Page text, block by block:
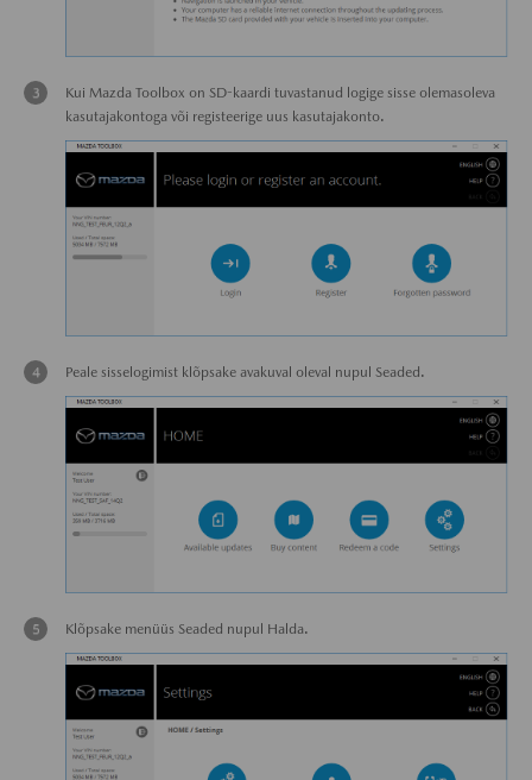
Kui Mazda Toolbox on SD-kaardi tuvastanud logige sisse olemasoleva
kasutajakontoga või registeerige uus kasutajakonto.
Peale sisselogimist klõpsake avakuval oleval nupul Seaded.
Klõpsake menüüs Seaded nupul Halda.